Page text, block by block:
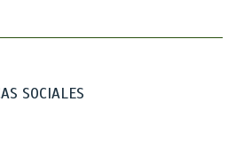
SOCIALES